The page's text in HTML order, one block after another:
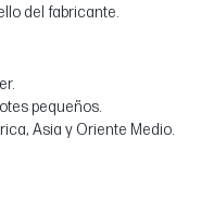
del fabricante.
pequeños.
Asia y Oriente Medio.